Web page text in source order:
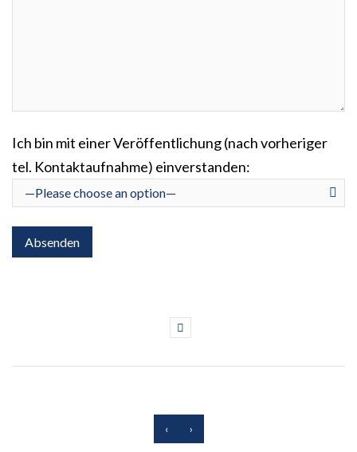
Ich bin mit einer Veröffentlichung (nach vorheriger
tel. Kontaktaufnahme) einverstanden:
‹ ›